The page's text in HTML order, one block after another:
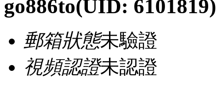
go886to(UID: 6101819)
郵箱狀態未驗證
視頻認證未認證